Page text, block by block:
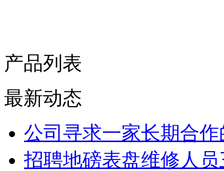
产品列表
最新动态
公司寻求一家长期合
招聘地磅表盘维修人员